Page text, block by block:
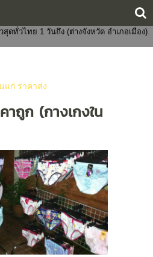
บาทราคาหน้าโรงงาน มีทั้งชายและหญิง
ซตบริจาค-งานบุญจัดส่งถึงที่ จัดหาสินค้าให้
สุดทั่วไทย 1 วันถึง (ต่างจังหวัด อำเภอเมือง)
แก่ ราคาส่ง
าถูก (กางเกงใน